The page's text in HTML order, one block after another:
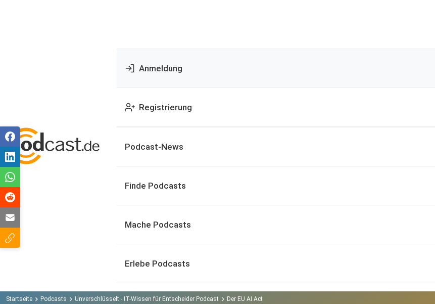
Anmeldung
Registrierung
Podcast-News
Finde Podcasts
Mache Podcasts
Erlebe Podcasts
Startseite Podcasts Unverschlüsselt - IT-Wissen für Entscheider Podcast Der EU AI Act